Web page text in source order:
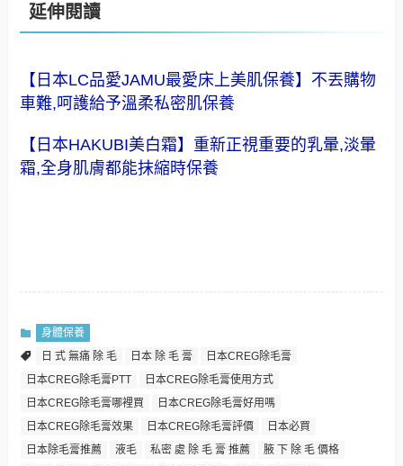
延伸閱讀
【日本LC品愛JAMU最愛床上美肌保養】不丟購物
車難,呵護給予溫柔私密肌保養
【日本HAKUBI美白霜】重新正視重要的乳暈,淡暈
霜,全身肌膚都能抹縮時保養
身體保養
日 式 無痛 除 毛
日本 除 毛 膏
日本CREG除毛膏
日本CREG除毛膏PTT
日本CREG除毛膏使用方式
日本CREG除毛膏哪裡買
日本CREG除毛膏好用嗎
日本CREG除毛膏效果
日本CREG除毛膏評價
日本必買
日本除毛膏推薦
液毛 私密 處 除 毛 膏 推薦
腋 下 除 毛 價格